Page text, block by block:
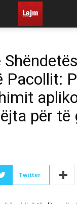
Pacollit:
për të
Twitter